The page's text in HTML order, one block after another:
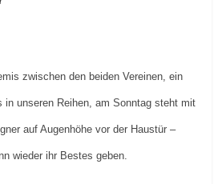
zwischen den beiden Vereinen, ein
in unseren Reihen, am Sonntag steht mit
auf Augenhöhe vor der Haustür –
wieder ihr Bestes geben.